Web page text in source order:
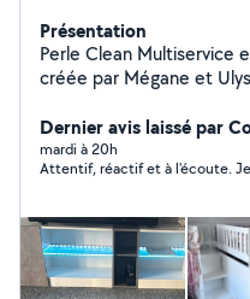
Présentation
Perle Clean Multiservice
créée par Mégane et
nettoyage,
de meubles et débarras.
un service fiable, soigné
Dernier avis laissé par
mardi à 20h
Attentif, réactif et à l'écoute.